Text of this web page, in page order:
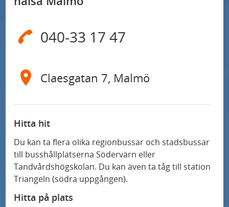
040-33 17 47
Claesgatan 7, Malmö
Hitta hit
Du kan ta flera olika regionbussar och stadsbussar
till busshållplatserna Södervärn eller
Tandvårdshögskolan. Du kan även ta tåg till station
Triangeln (södra uppgången).
Hitta på plats